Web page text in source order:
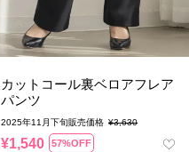
カットコール裏ベロアフレア
パンツ
2025年11月下旬販売価格 ¥3,630
¥1,540 57%OFF